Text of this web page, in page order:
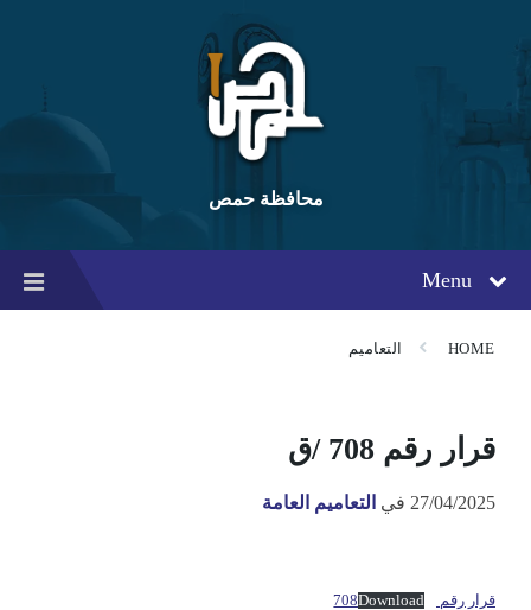
content
main
navigation
footer
محافظة حمص
Menu
HOME التعاميم
قرار رقم 708 /ق
27/04/2025 في التعاميم العامة
قرار رقم 708 Download